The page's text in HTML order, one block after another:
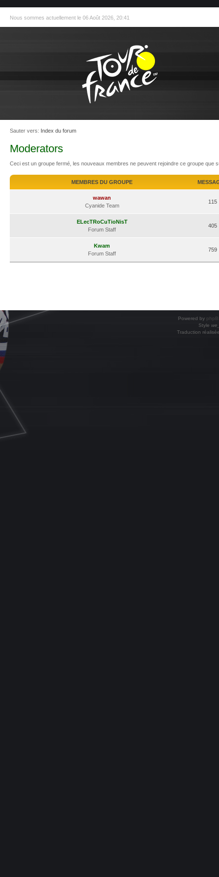
Nous sommes actuellement le 06 Août 2026, 20:41
Sauter vers: Index du forum
Moderators
Ceci est un groupe fermé, les nouveaux membres ne peuvent rejoindre ce groupe que
MEMBRES DU GROUPE
wawan
Cyanide Team
115
ELecTRoCuTioNisT
Forum Staff
405
Kwam
Forum Staff
759
Powered by
Style
Traduction